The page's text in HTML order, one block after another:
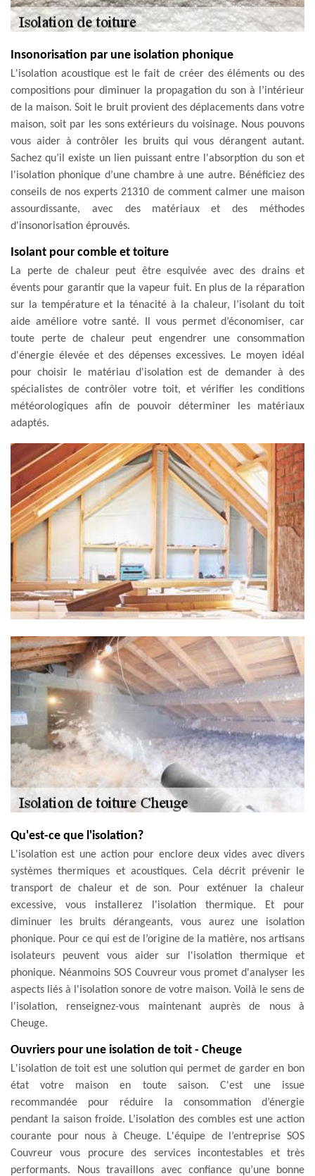
Insonorisation par une isolation phonique
L'isolation acoustique est le fait de créer des éléments ou des
compositions pour diminuer la propagation du son à l’intérieur
de la maison. Soit le bruit provient des déplacements dans votre
maison, soit par les sons extérieurs du voisinage. Nous pouvons
vous aider à contrôler les bruits qui vous dérangent autant.
Sachez qu’il existe un lien puissant entre l'absorption du son et
l'isolation phonique d’une chambre à une autre. Bénéficiez des
conseils de nos experts 21310 de comment calmer une maison
assourdissante, avec des matériaux et des méthodes
d'insonorisation éprouvés.
Isolant pour comble et toiture
La perte de chaleur peut être esquivée avec des drains et
évents pour garantir que la vapeur fuit. En plus de la réparation
sur la température et la ténacité à la chaleur, l’isolant du toit
aide améliore votre santé. Il vous permet d’économiser, car
toute perte de chaleur peut engendrer une consommation
d'énergie élevée et des dépenses excessives. Le moyen idéal
pour choisir le matériau d'isolation est de demander à des
spécialistes de contrôler votre toit, et vérifier les conditions
météorologiques afin de pouvoir déterminer les matériaux
adaptés.
Qu'est-ce que l'isolation?
L'isolation est une action pour enclore deux vides avec divers
systèmes thermiques et acoustiques. Cela décrit prévenir le
transport de chaleur et de son. Pour exténuer la chaleur
excessive, vous installerez l'isolation thermique. Et pour
diminuer les bruits dérangeants, vous aurez une isolation
phonique. Pour ce qui est de l’origine de la matière, nos artisans
isolateurs peuvent vous aider sur l'isolation thermique et
phonique. Néanmoins SOS Couvreur vous promet d'analyser les
aspects liés à l'isolation sonore de votre maison. Voilà le sens de
l'isolation, renseignez-vous maintenant auprès de nous à
Cheuge.
Ouvriers pour une isolation de toit - Cheuge
L'isolation de toit est une solution qui permet de garder en bon
état votre maison en toute saison. C'est une issue
recommandée pour réduire la consommation d’énergie
pendant la saison froide. L’isolation des combles est une action
courante pour nous à Cheuge. L'équipe de l’entreprise SOS
Couvreur vous procure des services incontestables et très
performants. Nous travaillons avec confiance qu’une bonne